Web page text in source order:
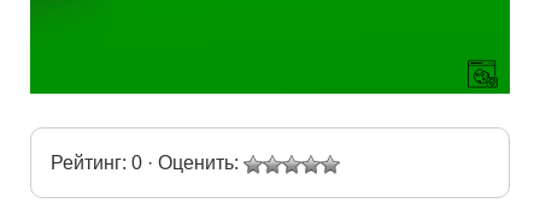
Рейтинг: 0 · Оценить: